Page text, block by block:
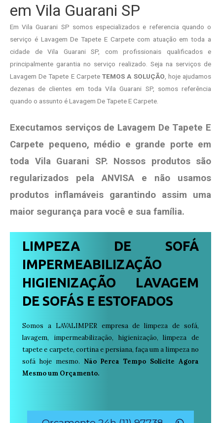
em Vila Guarani SP
Em Vila Guarani SP somos especializados e referencia quando o
serviço é Lavagem De Tapete E Carpete com atuação em toda a
cidade de Vila Guarani SP, com profissionais qualificados e
principalmente garantia no serviço realizado. Seja na serviços de
Lavagem De Tapete E CarpeteTEMOS A SOLUÇÃO , hoje ajudamos
dezenas de clientes em toda Vila Guarani SP, somos referência
quando o assunto é Lavagem De Tapete E Carpete.
Executamos serviços de Lavagem De Tapete E
Carpete pequeno, médio e grande porte em
toda Vila Guarani SP. Nossos produtos são
regularizados pela ANVISA e não usamos
produtos inflamáveis garantindo assim uma
maior segurança para você e sua família.
LIMPEZA DE SOFÁ
IMPERMEABILIZAÇÃO
HIGIENIZAÇÃO LAVAGEM
DE SOFÁS E ESTOFADOS
Somos a LAVALIMPER empresa de limpeza de sofá,
lavagem, impermeabilização, higienização, limpeza de
tapete e carpete, cortina e persiana, faça um a limpeza no
sofá hoje mesmo. Não Perca Tempo Solicite Agora
Mesmo um Orçamento.